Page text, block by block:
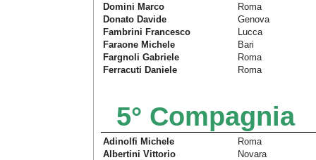
Domini Marco
Roma
Donato Davide
Genova
Fambrini Francesco
Lucca
Faraone Michele
Bari
Fargnoli Gabriele
Roma
Ferracuti Daniele
Roma
5° Compagnia
Adinolfi Michele
Roma
Albertini Vittorio
Novara